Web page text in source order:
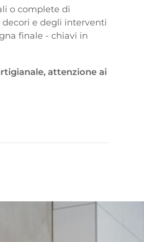
o complete di
e degli interventi
finale - chiavi in
attenzione ai